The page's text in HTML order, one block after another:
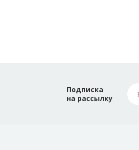
Подписка
на рассылку